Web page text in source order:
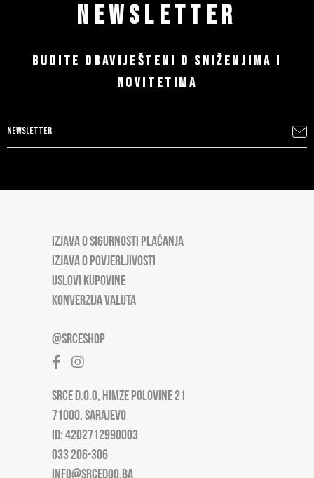
NEWSLETTER
BUDITE OBAVIJEŠTENI O SNIŽENJIMA I
NOVITETIMA
IZJAVA O SIGURNOSTI PLAĆANJA
IZJAVA O POVJERLJIVOSTI
USLOVI KUPOVINE
KONVERZIJA VALUTA
@SRCESHOP
SRCE D.O.O, HIMZE POLOVINE 21
71000, SARAJEVO
ID: 4202712990003
033 206-306
INFO@SRCEDOO.BA